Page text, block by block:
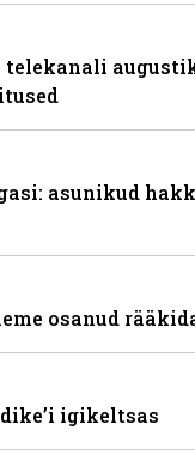
asunikud
osanud
igikeltsas